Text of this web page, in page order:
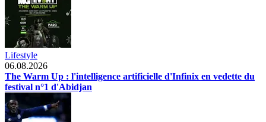
Lifestyle
06.08.2026
The Warm Up : l'intelligence artificielle d'Infinix en vedette du
festival n°1 d'Abidjan